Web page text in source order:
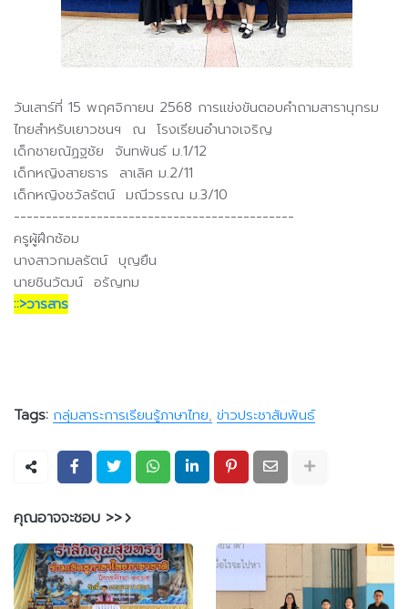
วันเสาร์ที่ 15 พฤศจิกายน 2568 การแข่งขันตอบคำถามสารานุกรม
ไทยสำหรับเยาวชนฯ ณ โรงเรียนอำนาจเจริญ
เด็กชายณัฏฐชัย จันทพันธ์ ม.1/12
เด็กหญิงสายธาร ลาเลิศ ม.2/11
เด็กหญิงชวัลรัตน์ มณีวรรณ ม.3/10
--------------------------------------------
ครูผู้ฝึกซ้อม
นางสาวกมลรัตน์ บุญยืน
นายชินวัฒน์ อรัญทม
::>วารสาร
Tags: กลุ่มสาระการเรียนรู้ภาษาไทย ข่าวประชาสัมพันธ์
คุณอาจจะชอบ >>